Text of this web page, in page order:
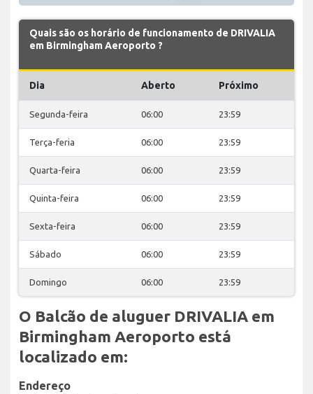
Quais são os horário de funcionamento de DRIVALIA
em Birmingham Aeroporto ?
Dia Aberto Próximo
Segunda-feira 06:00 23:59
Terça-feria 06:00 23:59
Quarta-feira 06:00 23:59
Quinta-feira 06:00 23:59
Sexta-feira 06:00 23:59
Sábado 06:00 23:59
Domingo 06:00 23:59
O Balcão de aluguer DRIVALIA em
Birmingham Aeroporto está
localizado em:
Endereço